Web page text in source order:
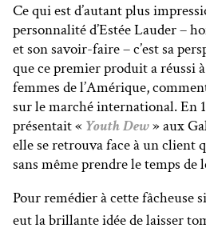
Ce qui est d’autant plus
personnalité d’Estée Lauder –
et son savoir-faire – c’est sa
que ce premier produit a réussi
femmes de l’Amérique,
sur le marché international. En
présentait « Youth Dew» aux
elle se retrouva face à un client
sans même prendre le temps de
Pour remédier à cette fâcheuse
eut la brillante idée de laisser